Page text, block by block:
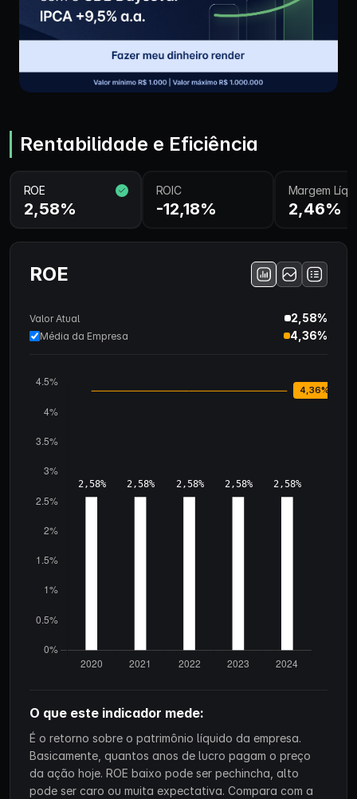
Rentabilidade e Eficiência
ROE
2,58%
ROIC
-12,18%
Margem
2,46%
ROE
Valor Atual 2,58%
Média da Empresa 4,36%
O que este indicador mede:
É o retorno sobre o patrimônio líquido da empresa.
Basicamente, quantos anos de lucro pagam o preço
da ação hoje. ROE baixo pode ser pechincha, alto
pode ser caro ou muita expectativa. Compara com a